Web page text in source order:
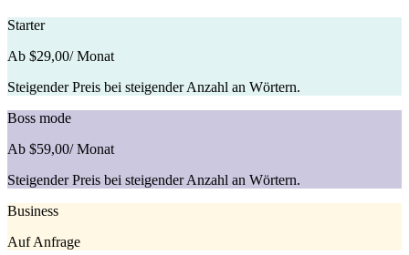
Starter
Ab $29,00/ Monat
Steigender Preis bei steigender Anzahl an Wörtern.
Boss mode
Ab $59,00/ Monat
Steigender Preis bei steigender Anzahl an Wörtern.
Business
Auf Anfrage